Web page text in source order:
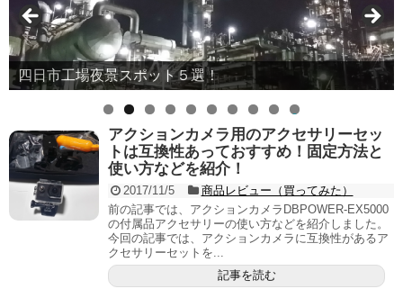
四日市工場夜景スポット５選！
【厳選】浜松市おすすめ観光スポット！
0
アクションカメラ用のアクセサリーセッ
トは互換性あっておすすめ！固定方法と
使い方などを紹介！
2017/11/5
商品レビュー（買ってみた）
前の記事では、アクションカメラDBPOWER-EX5000
の付属品アクセサリーの使い方などを紹介しました。
今回の記事では、アクションカメラに互換性があるア
クセサリーセットを...
記事を読む